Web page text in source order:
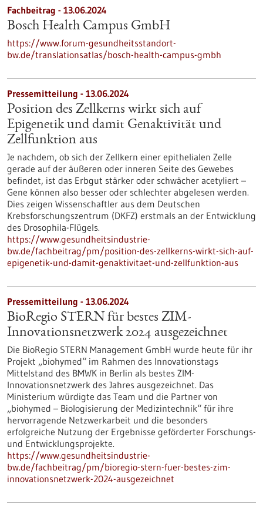
Fachbeitrag - 13.06.2024
Bosch Health Campus GmbH
https://www.forum-gesundheitsstandort-
bw.de/translationsatlas/bosch-health-campus-gmbh
Pressemitteilung - 13.06.2024
Position des Zellkerns wirkt sich auf
Epigenetik und damit Genaktivität und
Zellfunktion aus
Je nachdem, ob sich der Zellkern einer epithelialen Zelle
gerade auf der äußeren oder inneren Seite des Gewebes
befindet, ist das Erbgut stärker oder schwächer acetyliert –
Gene können also besser oder schlechter abgelesen werden.
Dies zeigen Wissenschaftler aus dem Deutschen
Krebsforschungszentrum (DKFZ) erstmals an der Entwicklung
des Drosophila-Flügels.
https://www.gesundheitsindustrie-
bw.de/fachbeitrag/pm/position-des-zellkerns-wirkt-sich-auf-
epigenetik-und-damit-genaktivitaet-und-zellfunktion-aus
Pressemitteilung - 13.06.2024
BioRegio STERN für bestes ZIM-
Innovationsnetzwerk 2024 ausgezeichnet
Die BioRegio STERN Management GmbH wurde heute für ihr
Projekt „biohymed“ im Rahmen des Innovationstags
Mittelstand des BMWK in Berlin als bestes ZIM-
Innovationsnetzwerk des Jahres ausgezeichnet. Das
Ministerium würdigte das Team und die Partner von
„biohymed – Biologisierung der Medizintechnik“ für ihre
hervorragende Netzwerkarbeit und die besonders
erfolgreiche Nutzung der Ergebnisse geförderter Forschungs-
und Entwicklungsprojekte.
https://www.gesundheitsindustrie-
bw.de/fachbeitrag/pm/bioregio-stern-fuer-bestes-zim-
innovationsnetzwerk-2024-ausgezeichnet